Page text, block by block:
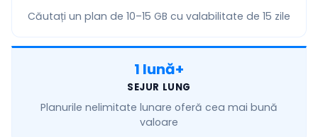
Căutați un plan de 10–15 GB cu valabilitate de 15 zile
1 lună+
SEJUR LUNG
Planurile nelimitate lunare oferă cea mai bună
valoare